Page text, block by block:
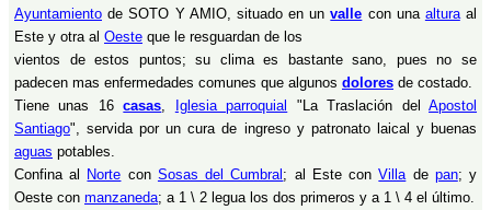
Ayuntamiento de SOTO Y AMIO, situado en unvalle con una alturaal
Este y otra al Oeste que le resguardan de los
vientos de estos puntos; su clima es bastante sano, pues no se
padecen mas enfermedades comunes que algunos dolores de costado.
Tiene unas 16casas Iglesia parroquial "La Traslación delApostol
Santiago", servida por un cura de ingreso y patronato laical y buenas
aguas potables.
Confina al Norte con Sosas del Cumbral; al Este conVilla de pan; y
Oeste con manzaneda; a 1 \ 2 legua los dos primeros y a 1 \ 4 el último.